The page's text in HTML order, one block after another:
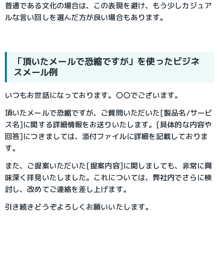
普通である文化の場合は、この表現を避け、もう少しカジュア
ルな言い回しを選んだ方が良い場合もあります。
「頂いたメールで恐縮ですが」を使ったビジネ
スメール例
いつもお世話になっております。〇〇でございます。
頂いたメールで恐縮ですが、ご質問いただいた[製品名/サービ
ス名]に関する詳細情報をお送りいたします。[具体的な内容や
回答]につきましては、添付ファイルに詳細を記載しておりま
す。
また、ご提案いただいた[提案内容]に関しましても、非常に興
味深く拝見いたしました。これについては、弊社内でさらに検
討し、改めてご連絡を差し上げます。
引き続きどうぞよろしくお願いいたします。